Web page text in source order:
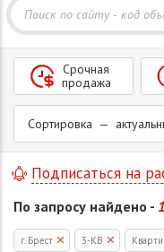
Сортировка —
Срочная
продажа
По запросу найдено -
Подписаться на
г. Брест 3-КВ